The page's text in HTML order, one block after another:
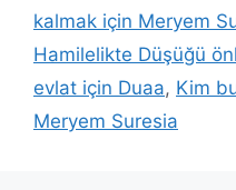
kalmak için Meryem
Hamilelikte Düşüğü
evlat için Duaa, Kim
Meryem Suresia